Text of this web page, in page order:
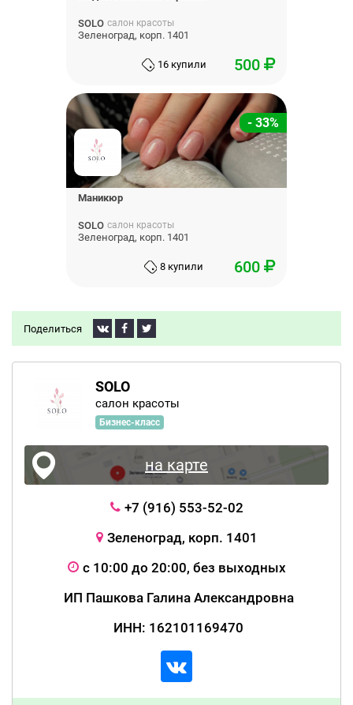
Поделиться
SOLO
салон красоты
Бизнес-класс
на карте
+7 (916) 553-52-02
Зеленоград, корп. 1401
с 10:00 до 20:00, без выходных
ИП Пашкова Галина Александровна
ИНН: 162101169470
SOLO салон красоты
Зеленоград, корп. 1401
16 купили 500
- 33%
Маникюр
SOLO салон красоты
Зеленоград, корп. 1401
8 купили 600